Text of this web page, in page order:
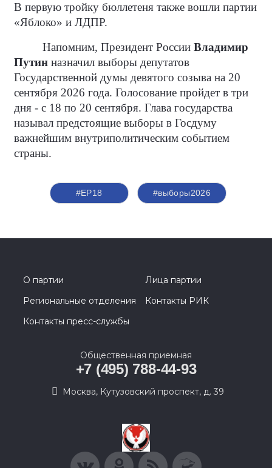
В первую тройку бюллетеня также вошли партии
«Яблоко» и ЛДПР.
Напомним, Президент РоссииВладимир
Путин назначил выборы депутатов
Государственной думы девятого созыва на 20
сентября 2026 года. Голосование пройдет в три
дня - с 18 по 20 сентября. Глава государства
называл предстоящие выборы в Госдуму
важнейшим внутриполитическим событием
страны.
#ЕР18 #выборы2026
О партии
Лица партии
Региональные отделения
Контакты РИК
Контакты пресс-службы
Общественная приемная
+7 (495) 788-44-93
Москва, Кутузовский проспект, д. 39